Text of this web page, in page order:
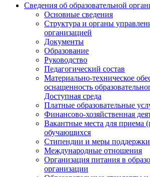
Сведения об образовательной
Основные сведения
Структура и органы
организацией
Документы
Образование
Руководство
Педагогический состав
Материально-техническое
оснащенность
Доступная среда
Платные образовательные
Финансово-хозяйственная
Вакантные места для приема
обучающихся
Стипендии и меры
Международные отношения
Организация питания в
организации